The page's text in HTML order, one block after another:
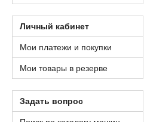
Личный кабинет
Мои платежи и покупки
Мои товары в резерве
Задать вопрос